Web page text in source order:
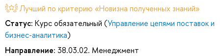
Лучший по критерию «Новизна полученных знаний»
Статус: Курс обязательный (Управление цепями поставок и
бизнес-аналитика)
Направление: 38.03.02. Менеджмент